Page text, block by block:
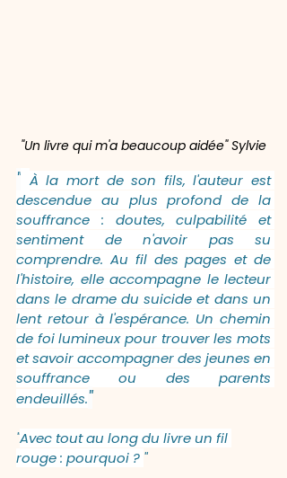
"Un livre qui m'a beaucoup aidée" Sylvie
" À la mort de son fils, l'auteur est
descendue au plus profond de la
souffrance : doutes, culpabilité et
sentiment de n'avoir pas su
comprendre. Au fil des pages et de
l'histoire, elle accompagne le lecteur
dans le drame du suicide et dans un
lent retour à l'espérance. Un chemin
de foi lumineux pour trouver les mots
et savoir accompagner des jeunes en
souffrance ou des parents
endeuillés."
"Avec tout au long du livre un fil
rouge : pourquoi ? "